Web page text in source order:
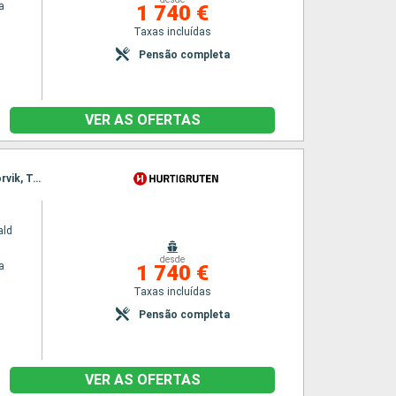
1 740 €
Taxas incluídas
Pensão completa
VER AS OFERTAS
Itinerário : Bergen, Floro, Maloy, Torvik, Alesund, Molde, Maloy, Kristiansund, Trondheim, Rorvik, Torvik, Bronnoysund, Sandnessjoen, Nesna (passagem circulo polar), Ornes, Bodo, Stamsund, Svolvaer, Alesund, Stokmarknes, sortland, Risoyhamn, Harstad, Finnsnes, Tromso, Skjervoy, Batsfjord, Vardo, Vadso, Kirkenes, Molde, Oksfjord, Hammerfest, Havoysund, Honningsvag, Kjollefjord, Mehamn, Berlevag, Kristiansund, Mehamn, Kjollefjord, Honningsvag, Havoysund, Hammerfest, Oksfjord, Skjervoy, Tromso, Batsfjord, Vardo, Vadso, Kirkenes, Berlevag, Trondheim, Finnsnes, Harstad, Risoyhamn, sortland, Stokmarknes, Svolvaer, Stamsund, Mehamn, Kjollefjord, Honningsvag, Havoysund, Hammerfest, Oksfjord, Skjervoy, Tromso, Bodo, Ornes, Nesna (passagem circulo polar), Sandnessjoen, Bronnoysund, Rorvik, Finnsnes, Harstad, Risoyhamn, sortland, Stokmarknes, Svolvaer, Stamsund, Trondheim, Bodo, Ornes, Nesna (passagem circulo polar), Sandnessjoen, Bronnoysund, Rorvik, Sandnessjoen, Trondheim, Nesna (passagem circulo polar), Ornes, Bodo, Stamsund, Svolvaer, Stokmarknes, sortland, Risoyhamn, Harstad, Finnsnes, Tromso, Skjervoy, Oksfjord, Hammerfest, Havoysund, Honningsvag, Kjollefjord, Mehamn, Berlevag, Batsfjord, Vardo, Vadso, Kirkenes, Vardo, Batsfjord, Berlevag, Mehamn, Kjollefjord, Honningsvag, Havoysund, Hammerfest, Oksfjord, Skjervoy, Tromso, Finnsnes, Harstad, Risoyhamn, sortland, Stokmarknes, Svolvaer, Stamsund, Bodo, Ornes, Nesna (passagem circulo polar), Sandnessjoen, Bronnoysund, Rorvik, Trondheim
desde
1 740 €
Taxas incluídas
Pensão completa
VER AS OFERTAS